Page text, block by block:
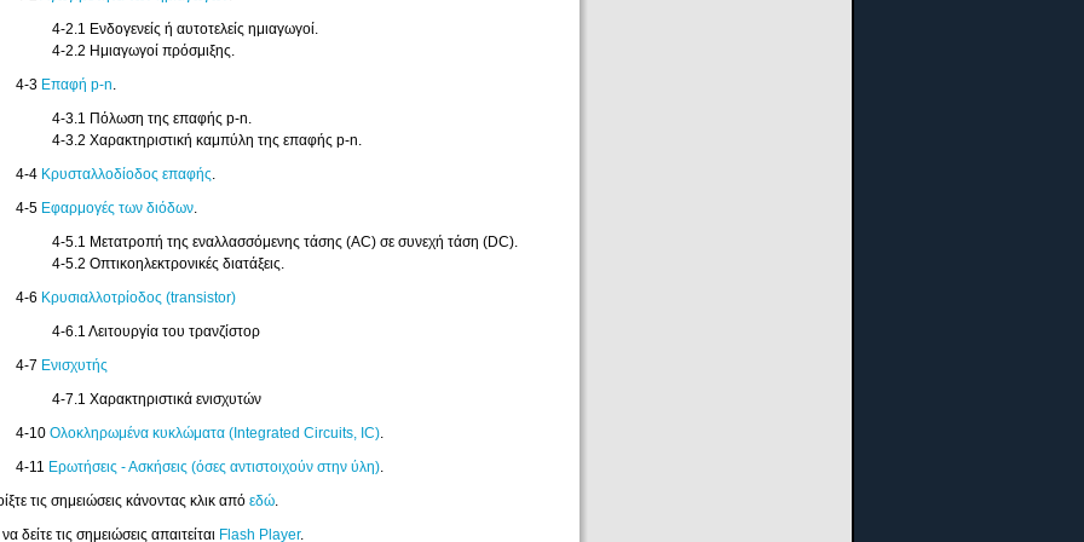
4-2.1 Ενδογενείς ή αυτοτελείς ημιαγωγοί.
4-2.2 Ημιαγωγοί πρόσμιξης.
4-3 Επαφή p-n.
4-3.1 Πόλωση της επαφής p-n.
4-3.2 Χαρακτηριστική καμπύλη της επαφής p-n.
4-4 Κρυσταλλοδίοδος επαφής.
4-5 Εφαρμογές των διόδων.
4-5.1 Μετατροπή της εναλλασσόμενης τάσης (AC) σε συνεχή τάση (DC).
4-5.2 Οπτικοηλεκτρονικές διατάξεις.
4-6 Κρυσιαλλοτρίοδος (transistor)
4-6.1 Λειτουργία του τρανζίστορ
4-7 Ενισχυτής
4-7.1 Χαρακτηριστικά ενισχυτών
4-10Ολοκληρωμένα κυκλώματα (Integrated Circuits, IC).
4-11 Ερωτήσεις - Ασκήσεις (όσες αντιστοιχούν στην ύλη).
τις σημειώσεις κάνοντας κλικ απόεδώ.
να δείτε τις σημειώσεις απαιτείται Flash Player.